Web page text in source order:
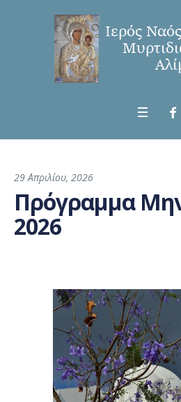
29 Απριλίου, 2026
Πρόγραμμα
2026